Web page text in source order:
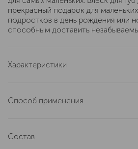
прекрасный подарок для
подростков в день рождения или
способным доставить
Характеристики
артикул
Способ применения
Состав